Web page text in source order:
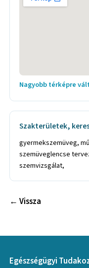
Nagyobb térképre
Szakterületek,
gyermekszemüveg,
szemüveglencse
szemvizsgálat,
← Vissza
Egészségügyi